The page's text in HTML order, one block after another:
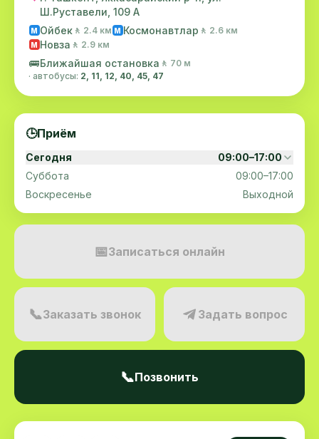
Ш.Руставели, 109 А
M Ойбек 🚶 2.4 км M Космонавтлар 🚶 2.6 км
M Новза 🚶 2.9 км
🚌Ближайшая остановка 🚶 70 м
· автобусы: 2, 11, 12, 40, 45, 47
🕒Приём
Сегодня
09:00–17:00
Суббота
09:00–17:00
Воскресенье
Выходной
📅Записаться онлайн
📞Заказать звонок Задать вопрос
📞Позвонить